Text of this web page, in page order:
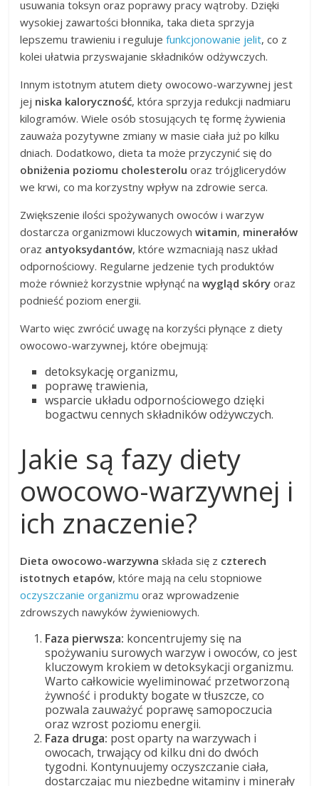
usuwania toksyn oraz poprawy pracy wątroby. Dzięki
wysokiej zawartości błonnika, taka dieta sprzyja
lepszemu trawieniu i regulujefunkcjonowanie jelit, co z
kolei ułatwia przyswajanie składników odżywczych.
Innym istotnym atutem diety owocowo-warzywnej jest
jej niska kaloryczność, która sprzyja redukcji nadmiaru
kilogramów. Wiele osób stosujących tę formę żywienia
zauważa pozytywne zmiany w masie ciała już po kilku
dniach. Dodatkowo, dieta ta może przyczynić się do
obniżenia poziomu cholesterolu oraz trójglicerydów
we krwi, co ma korzystny wpływ na zdrowie serca.
Zwiększenie ilości spożywanych owoców i warzyw
dostarcza organizmowi kluczowychwitamin, minerałów
oraz antyoksydantów, które wzmacniają nasz układ
odpornościowy. Regularne jedzenie tych produktów
może również korzystnie wpłynąć nawygląd skóry oraz
podnieść poziom energii.
Warto więc zwrócić uwagę na korzyści płynące z diety
owocowo-warzywnej, które obejmują:
detoksykację organizmu,
poprawę trawienia,
wsparcie układu odpornościowego dzięki
bogactwu cennych składników odżywczych.
Jakie są fazy diety
owocowo-warzywnej i
ich znaczenie?
Dieta owocowo-warzywna składa się z czterech
istotnych etapów, które mają na celu stopniowe
oczyszczanie organizmu oraz wprowadzenie
zdrowszych nawyków żywieniowych.
Faza pierwsza: koncentrujemy się na
spożywaniu surowych warzyw i owoców, co jest
kluczowym krokiem w detoksykacji organizmu.
Warto całkowicie wyeliminować przetworzoną
żywność i produkty bogate w tłuszcze, co
pozwala zauważyć poprawę samopoczucia
oraz wzrost poziomu energii.
Faza druga: post oparty na warzywach i
owocach, trwający od kilku dni do dwóch
tygodni. Kontynuujemy oczyszczanie ciała,
dostarczając mu niezbędne witaminy i minerały